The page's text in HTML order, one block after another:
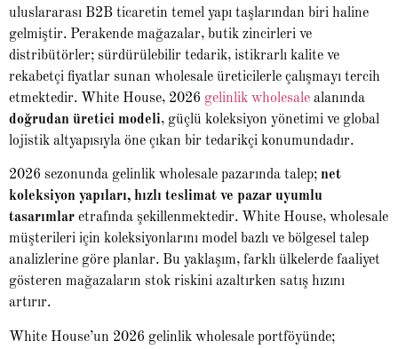
uluslararası B2B ticaretin temel yapı taşlarından biri haline
gelmiştir. Perakende mağazalar, butik zincirleri ve
distribütörler; sürdürülebilir tedarik, istikrarlı kalite ve
rekabetçi fiyatlar sunan wholesale üreticilerle çalışmayı tercih
etmektedir. White House, 2026 gelinlik wholesale alanında
doğrudan üretici modeli, güçlü koleksiyon yönetimi ve global
lojistik altyapısıyla öne çıkan bir tedarikçi konumundadır.
2026 sezonunda gelinlik wholesale pazarında talep; net
koleksiyon yapıları, hızlı teslimat ve pazar uyumlu
tasarımlar etrafında şekillenmektedir. White House, wholesale
müşterileri için koleksiyonlarını model bazlı ve bölgesel talep
analizlerine göre planlar. Bu yaklaşım, farklı ülkelerde faaliyet
gösteren mağazaların stok riskini azaltırken satış hızını
artırır.
White House’un 2026 gelinlik wholesale portföyünde;